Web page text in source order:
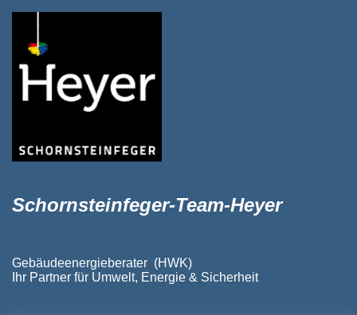
Schornsteinfeger-Team-Heyer
Gebäudeenergieberater (HWK)
Ihr Partner für Umwelt, Energie & Sicherheit